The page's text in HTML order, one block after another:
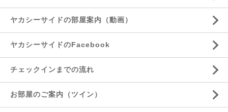
ヤカシーサイドの部屋案内（動画）
ヤカシーサイドのFacebook
チェックインまでの流れ
お部屋のご案内（ツイン）